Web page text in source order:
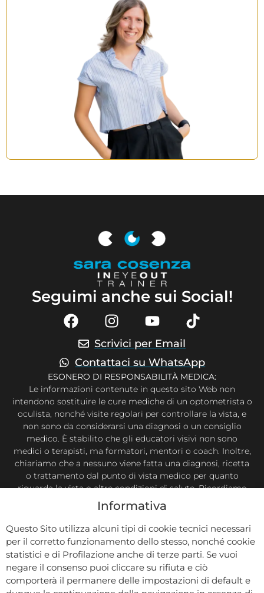
Seguimi anche sui Social!
Scrivici per Email
Contattaci su WhatsApp
ESONERO DI RESPONSABILITÀ MEDICA:
Le informazioni contenute in questo sito Web non
intendono sostituire le cure mediche di un optometrista o
oculista, nonché visite regolari per controllare la vista, e
non sono da considerarsi una diagnosi o un consiglio
medico. È stabilito che gli educatori visivi non sono
medici o terapisti, ma formatori, mentori o coach. Inoltre,
chiariamo che a nessuno viene fatta una diagnosi, ricetta
o trattamento dal punto di vista medico per quanto
riguarda la vista o altre condizioni di salute. Ricordiamo
che è possibile controllare la propria vista in qualsiasi
momento secondo la propria necessità. Questo sito Web
e le informazioni ivi contenute hanno lo scopo di
condividere le conoscenze e le informazioni tratte dalla
ricerca e dall’esperienza di Sara Cosenza, Eye Trainer
riconosciuta dal CONACREIS, e degli esperti che hanno
contribuito. Ti invitiamo a prendere decisioni riguardanti
la tua vista in base alle tue conoscenze e in collaborazione
Informativa
Questo Sito utilizza alcuni tipi di cookie tecnici necessari
per il corretto funzionamento dello stesso, nonché cookie
statistici e di Profilazione anche di terze parti. Se vuoi
negare il consenso puoi cliccare su rifiuta e ciò
comporterà il permanere delle impostazioni di default e